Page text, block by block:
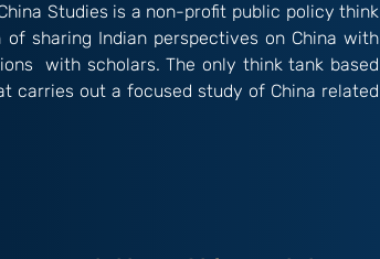
Studies is a non-profit public policy think
sharing Indian perspectives on China with
with scholars. The only think tank based
carries out a focused study of China related